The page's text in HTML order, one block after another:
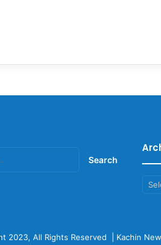
for:
2023, All Rights Reserved | Kachin